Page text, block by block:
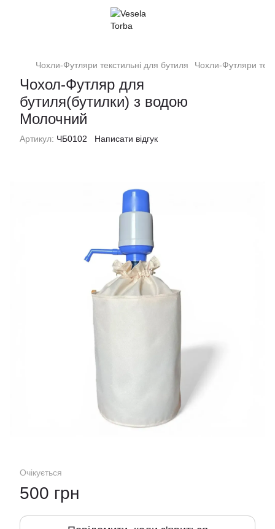
Чохли-Футляри текстильні для бутиля Чохли-Футляри
Чохол-Футляр для
бутиля(бутилки) з водою
Молочний
Артикул: ЧБ0102 Написати відгук
Очікується
500 грн